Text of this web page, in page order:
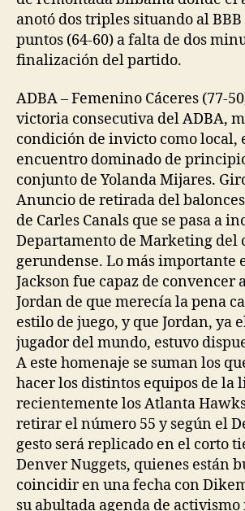
anotó dos triples situando al
puntos (64-60) a falta de dos
finalización del partido.
ADBA – Femenino Cáceres (77-
victoria consecutiva del ADBA,
condición de invicto como local,
encuentro dominado de
conjunto de Yolanda Mijares.
Anuncio de retirada del
de Carles Canals que se pasa a
Departamento de Marketing del
gerundense. Lo más importante
Jackson fue capaz de convencer
Jordan de que merecía la pena
estilo de juego, y que Jordan, ya
jugador del mundo, estuvo
A este homenaje se suman los
hacer los distintos equipos de la
recientemente los Atlanta
retirar el número 55 y según el
gesto será replicado en el corto
Denver Nuggets, quienes están
coincidir en una fecha con
su abultada agenda de